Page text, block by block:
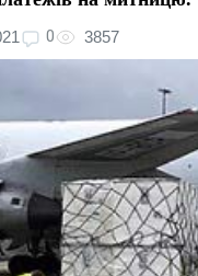
0 3857